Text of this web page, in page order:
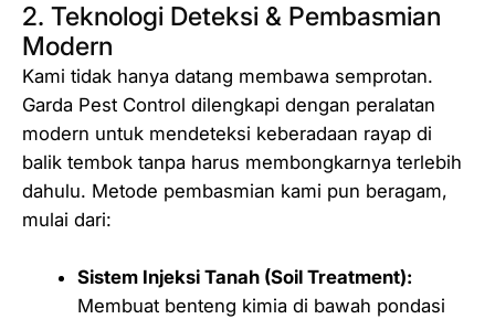
2. Teknologi Deteksi & Pembasmian
Modern
Kami tidak hanya datang membawa semprotan.
Garda Pest Control dilengkapi dengan peralatan
modern untuk mendeteksi keberadaan rayap di
balik tembok tanpa harus membongkarnya terlebih
dahulu. Metode pembasmian kami pun beragam,
mulai dari:
Sistem Injeksi Tanah (Soil Treatment):
Membuat benteng kimia di bawah pondasi